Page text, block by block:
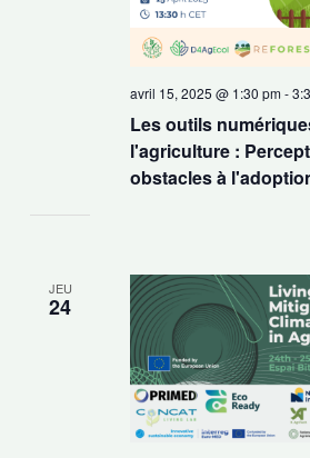
Les outils
l'agriculture :
obstacles à
avril 15, 2025 @ 1:30 pm-
JEU
24